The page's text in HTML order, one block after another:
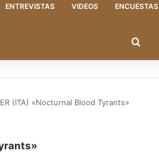
ENTREVISTAS VIDEOS ENCUESTAS
(ITA) «Nocturnal Blood Tyrants»